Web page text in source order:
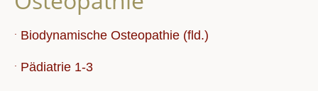
. Biodynamische Osteopathie (fld.)
. Pädiatrie 1-3